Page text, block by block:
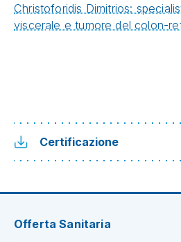
Christoforidis Dimitrios:
viscerale e tumore del colon-
Certificazione
Offerta Sanitaria